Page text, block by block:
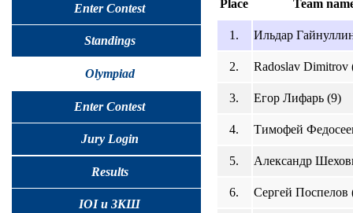
Enter Contest
Standings
Olympiad
Enter Contest
Jury Login
Results
IOI и ЗКШ
Place Team
1. Ильдар
2. Radoslav Dimitrov
3. Егор Лифарь (9)
4. Тимофей
5. Александр
6. Сергей Поспелов